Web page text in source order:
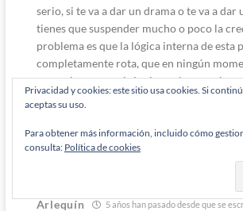
serio, si te va a dar un drama o te va a dar
tienes que suspender mucho o poco la
problema es que la lógica interna de esta
completamente rota, que en ningún
que quiere ser y ni siquiera a los propios
interesa mucho lo que están contando,
0 Responder
Arlequín 5 años han pasado desde que se
Privacidad y cookies: este sitio usa cookies. Si
aceptas su uso.
Para obtener más información, incluido cómo
consulta: Política de cookies